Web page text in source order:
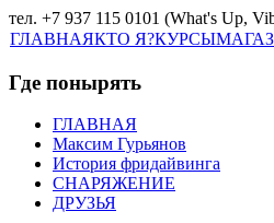
тел. +7 937 115 0101 (What's Up,
ГЛАВНАЯКТО Я?КУРСЫ
Где понырять
ГЛАВНАЯ
Максим Гурьянов
История фридайвинга
СНАРЯЖЕНИЕ
ДРУЗЬЯ